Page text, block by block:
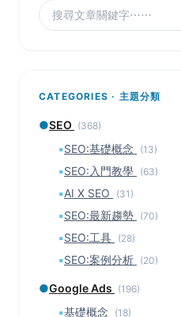
CATEGORIES · 主題分類
●SEO (368)
▪SEO:基礎概念 (13)
▪SEO:入門教學 (63)
▪AI X SEO (31)
▪SEO:最新趨勢 (70)
▪SEO:工具 (28)
▪SEO:案例分析 (20)
●Google Ads (196)
▪基礎概念 (18)